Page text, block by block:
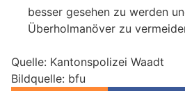
besser gesehen zu werden
Überholmanöver zu
Quelle: Kantonspolizei Waadt
Bildquelle: bfu